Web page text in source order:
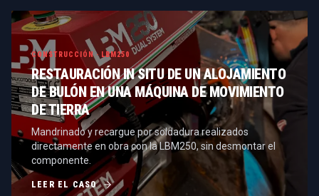
CONSTRUCCIÓN · LBM250
RESTAURACIÓN IN SITU DE UN ALOJAMIENTO
DE BULÓN EN UNA MÁQUINA DE MOVIMIENTO
DE TIERRA
Mandrinado y recargue por soldadura realizados
directamente en obra con la LBM250, sin desmontar el
componente.
LEER EL CASO